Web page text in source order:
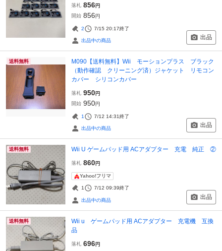
落札 856円
開始 856円
2 7/15 20:17終了
出品中の商品 出品
送料無料
M090【送料無料】Wii モーションプラス ブラック
（動作確認 クリーニング済）ジャケット リモコン
カバー シリコンカバー
落札 950円
開始 950円
1 7/12 14:31終了
出品中の商品 出品
送料無料 Wii U ゲームパッド用 ACアダプター 充電 純正 ②
落札 860円
Yahoo!フリマ
1 7/12 09:39終了
出品中の商品 出品
送料無料
Wii u ゲームパッド用 ACアダプター 充電機 互換
品
落札 696円